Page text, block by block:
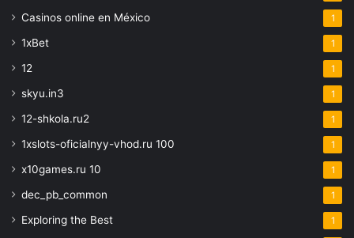
Casinos online en México 1
1xBet 1
12 1
skyu.in3 1
12-shkola.ru2 1
1xslots-oficialnyy-vhod.ru 100 1
x10games.ru 10 1
dec_pb_common 1
Exploring the Best 1